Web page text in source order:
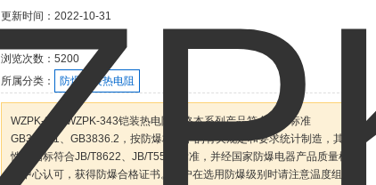
更新时间： 2022-10-31
浏览次数： 5200
所属分类：
防爆铠装热电阻
WZPK-344|WZPK-343铠装热电阻价格本系列产品符合国家标准
GB3836.1、GB3836.2，按防爆标准中的有关规定和要求统计制造，其
性能指标符合JB/T8622、JB/T5582标准，并经国家防爆电器产品质量检
测中心认可，获得防爆合格证书。有户在选用防爆级别时请注意温度组别